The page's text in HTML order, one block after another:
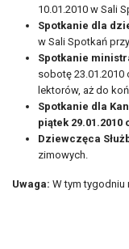
10.01.2010 w Sali
Spotkanie dla
w Sali Spotkań
Spotkanie
sobotę 23.01.2010
lektorów, aż do
Spotkanie dla
piątek 29.01.2010
Dziewczęca
zimowych.
Uwaga: W tym tygodniu